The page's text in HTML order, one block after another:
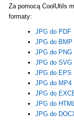
Za pomocą CoolUtils
formaty:
JPG do PDF
JPG do BMP
JPG do PNG
JPG do SVG
JPG do EPS
JPG do MP4
JPG do
JPG do
JPG do